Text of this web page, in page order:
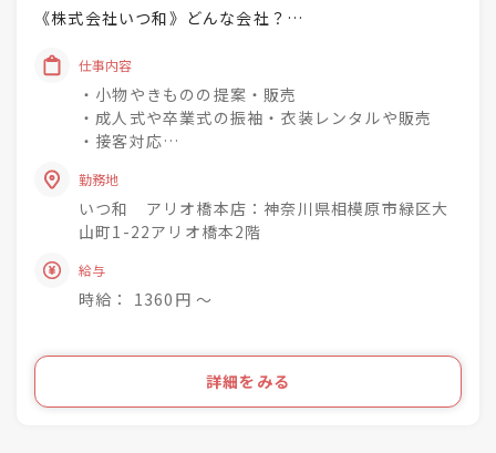
《株式会社いつ和》どんな会社？
「一人でも多く、一度でも多く、
着物着姿を増やしていく」
という理念を掲げています♪
興味関心を深めながら
社会人として成長できる社風◎
「いつ和」29店舗
「いつ和・ふるーれ」4店舗
「成人式サロンKiRARA（振袖専門）」 4店舗
「きものの相談窓口MATSUYA」1店舗
仕事内容
・小物やきものの提案・販売
・成人式や卒業式の振袖・衣装レンタルや販売
・接客対応
・おでかけ会 / 着付け教室 / お手入れ相談会のご
案内
お客様のそんな疑問や不安を解消して差し上げて
きものをより身近に、気軽に、そして楽しんで頂
ライフスタイルの多様化を実現するのが私たちの
勤務地
いつ和 アリオ橋本店：神奈川県相模原市緑区大
山町1-22アリオ橋本2階
給与
時給： 1360円 〜
詳細をみる